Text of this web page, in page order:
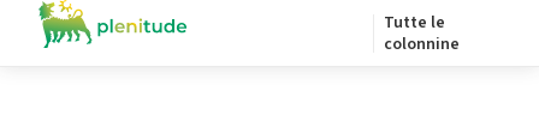
Tutte le
colonnine